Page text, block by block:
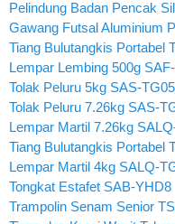
Pelindung Badan Pencak
Gawang Futsal Aluminium
Tiang Bulutangkis Portabel
Lempar Lembing 500g
Tolak Peluru 5kg SAS-
Tolak Peluru 7.26kg SAS-
Lempar Martil 7.26kg
Tiang Bulutangkis Portabel
Lempar Martil 4kg SALQ-
Tongkat Estafet SAB-YHD8
Trampolin Senam Senior